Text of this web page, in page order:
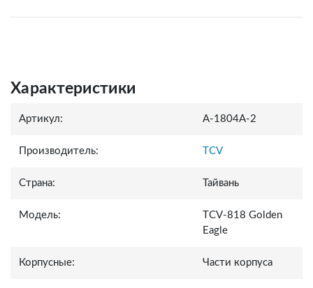
Характеристики
Артикул: A-1804A-2
Производитель: TCV
Страна: Тайвань
Модель:
TCV-818 Golden
Eagle
Корпусные: Части корпуса